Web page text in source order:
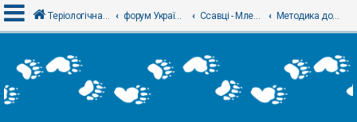
х
і
Теріологічна школа форум Українського теріологічного товариства Ссавці - Млекопитающие Методика досліджень - Методика исследований